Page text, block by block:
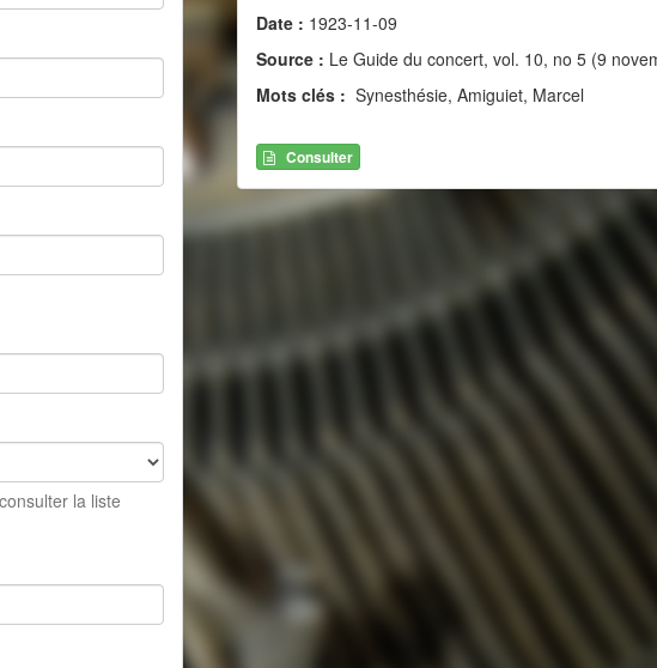
la liste
Date : 1923-11-09
Source : Le Guide du concert, vol. 10, no 5 (9
Mots clés : Synesthésie, Amiguiet, Marcel
Consulter